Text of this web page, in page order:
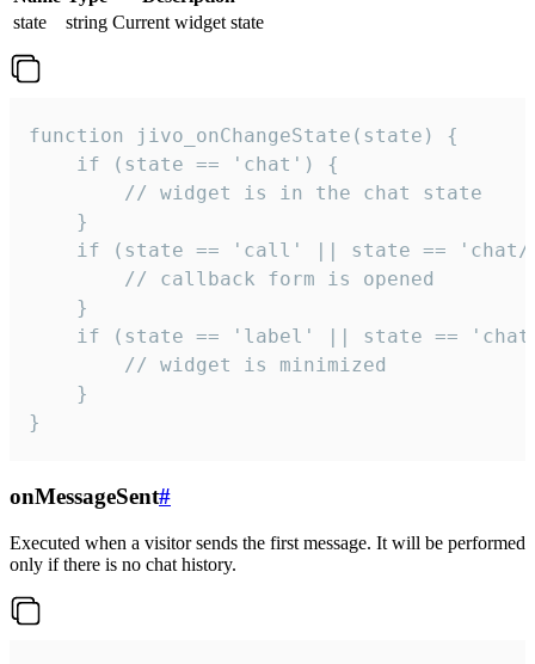
state
string Current widget state
function jivo_onChangeState(state) {
    if (state == 'chat') {
        // widget is in the chat state
    }
if (state == 'call' || state ==
        // callback form is opened
    }
if (state == 'label' || state ==
        // widget is minimized
    }
}
onMessageSent#
Executed when a visitor sends the first message. It will be performed
only if there is no chat history.